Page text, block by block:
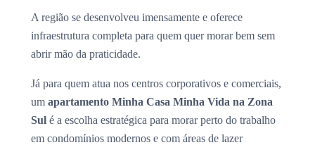
A região se desenvolveu imensamente e oferece
infraestrutura completa para quem quer morar bem sem
abrir mão da praticidade.
Já para quem atua nos centros corporativos e comerciais,
um apartamento Minha Casa Minha Vida na Zona
Sul é a escolha estratégica para morar perto do trabalho
em condomínios modernos e com áreas de lazer